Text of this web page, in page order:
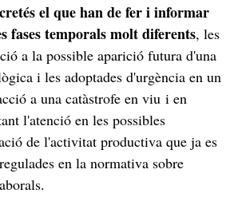
el que han de fer i informar
fases temporals molt diferents, les
a la possible aparició futura d'una
i les adoptades d'urgència en un
a una catàstrofe en viu i en
l'atenció en les possibles
de l'activitat productiva que ja es
en la normativa sobre